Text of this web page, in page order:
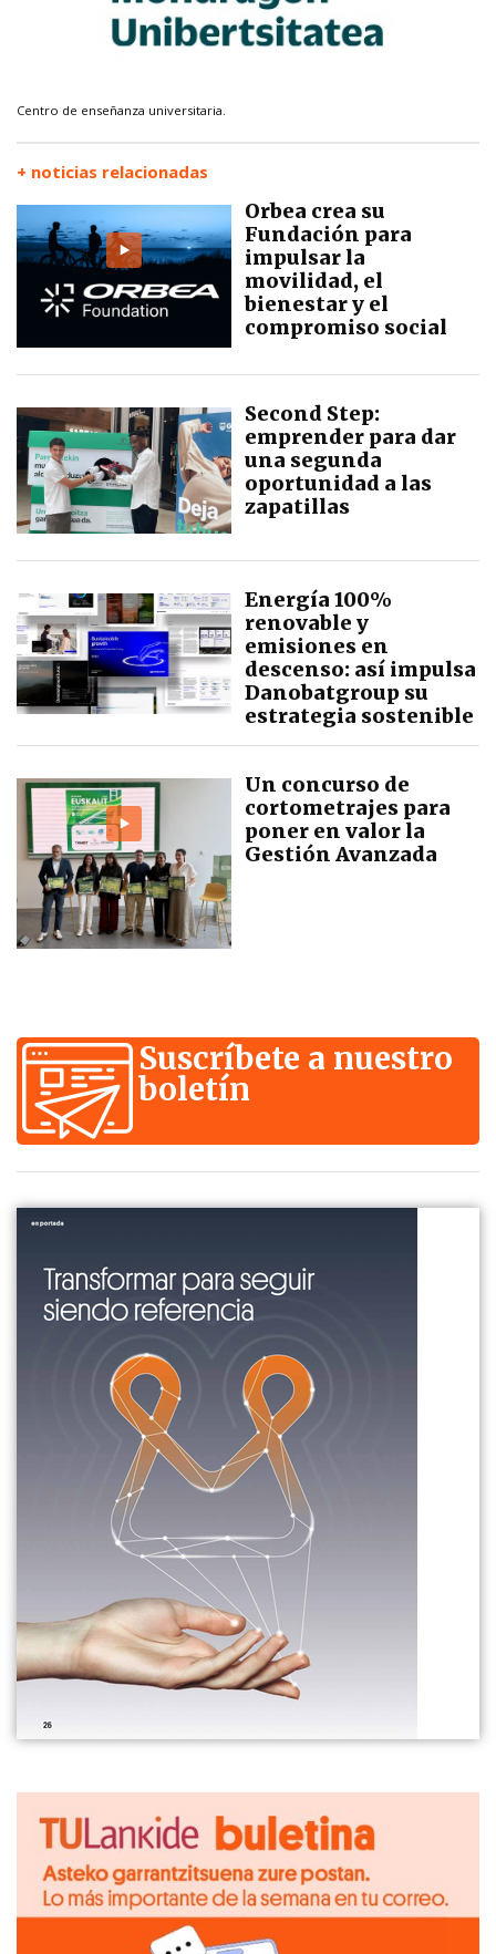
Centro de enseñanza universitaria.
+ noticias relacionadas
Orbea crea su
Fundación para
impulsar la
movilidad, el
bienestar y el
compromiso social
Second Step:
emprender para dar
una segunda
oportunidad a las
zapatillas
Energía 100%
renovable y
emisiones en
descenso: así impulsa
Danobatgroup su
estrategia sostenible
Un concurso de
cortometrajes para
poner en valor la
Gestión Avanzada
Suscríbete a nuestro
boletín